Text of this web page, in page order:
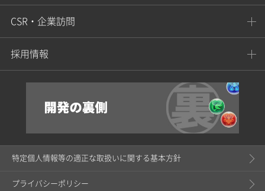
CSR・企業訪問
採用情報
特定個人情報等の適正な取扱いに関する基本方針
プライバシーポリシー